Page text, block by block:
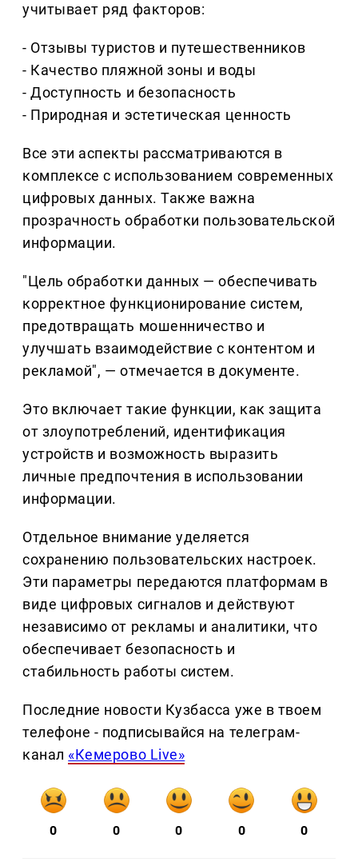
учитывает ряд факторов:
- Отзывы туристов и путешественников
- Качество пляжной зоны и воды
- Доступность и безопасность
- Природная и эстетическая ценность
Все эти аспекты рассматриваются в
комплексе с использованием современных
цифровых данных. Также важна
прозрачность обработки пользовательской
информации.
"Цель обработки данных — обеспечивать
корректное функционирование систем,
предотвращать мошенничество и
улучшать взаимодействие с контентом и
рекламой", — отмечается в документе.
Это включает такие функции, как защита
от злоупотреблений, идентификация
устройств и возможность выразить
личные предпочтения в использовании
информации.
Отдельное внимание уделяется
сохранению пользовательских настроек.
Эти параметры передаются платформам в
виде цифровых сигналов и действуют
независимо от рекламы и аналитики, что
обеспечивает безопасность и
стабильность работы систем.
Последние новости Кузбасса уже в твоем
телефоне - подписывайся на телеграм-
канал «Кемерово Live»
0 0 0 0 0